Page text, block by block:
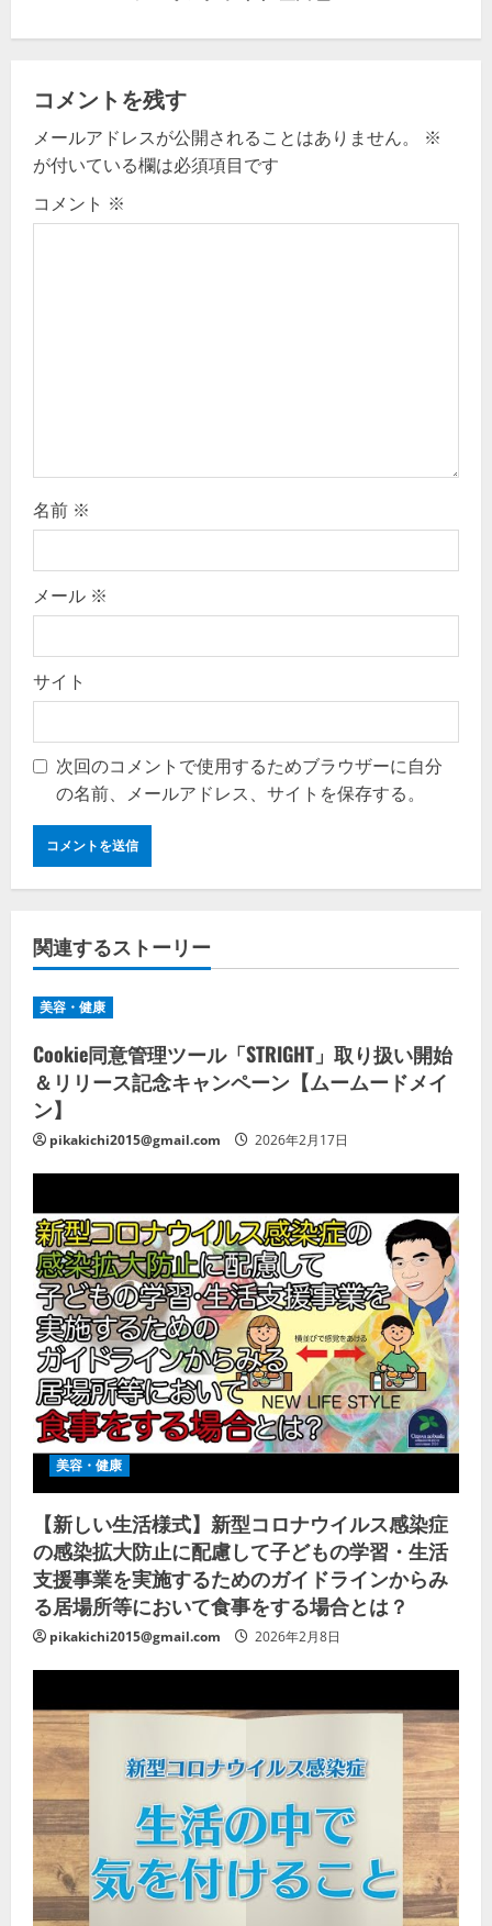
v
i
g
コメントを残す
メールアドレスが公開されることはありません。
※
が付いている欄は必須項目です
コメント ※
名前 ※
メール ※
サイト
次回のコメントで使用するためブラウザーに自分
の名前、メールアドレス、サイトを保存する。
関連するストーリー
美容・健康
Cookie同意管理ツール「STRIGHT」取り扱い開始
＆リリース記念キャンペーン【ムームードメイ
ン】
pikakichi2015@gmail.com 2026年2月17日
美容・健康
【新しい生活様式】新型コロナウイルス感染症
の感染拡大防止に配慮して子どもの学習・生活
支援事業を実施するためのガイドラインからみ
る居場所等において食事をする場合とは？
pikakichi2015@gmail.com 2026年2月8日